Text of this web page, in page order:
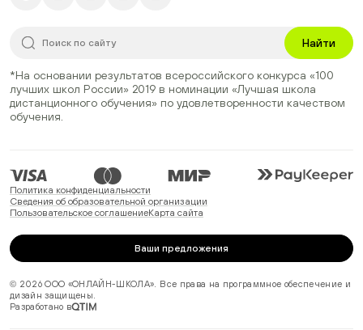
Найти
*На основании результатов всероссийского конкурса «100
лучших школ России» 2019 в номинации «Лучшая школа
дистанционного обучения» по удовлетворенности качеством
обучения.
Политика конфиденциальности
Сведения об образовательной организации
Пользовательское соглашениеКарта сайта
Ваши предложения
© 2026 ООО «ОНЛАЙН-ШКОЛА». Все права на программное обеспечение и
дизайн защищены.
Разработано в